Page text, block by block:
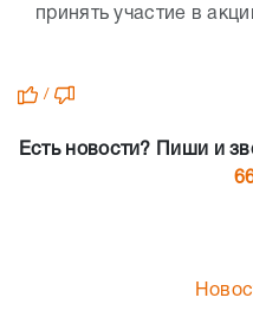
принять участие в
/
Есть новости? Пиши и